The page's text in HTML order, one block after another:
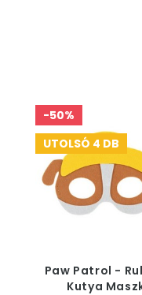
-50%
UTOLSÓ 4 DB
Paw Patrol -
Kutya